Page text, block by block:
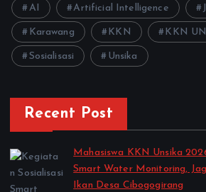
AI Artificial Intelligence
Karawang KKN KKN
Sosialisasi Unsika
Recent Post
Mahasiswa KKN Unsika
Smart Water Monitoring,
Ikan Desa Cibogogirang